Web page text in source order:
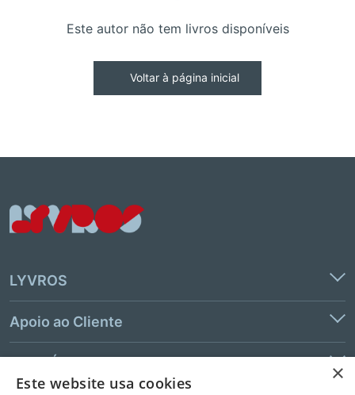
Este autor não tem livros disponíveis
Voltar à página inicial
LYVROS
Apoio ao Cliente
×
Este website usa cookies